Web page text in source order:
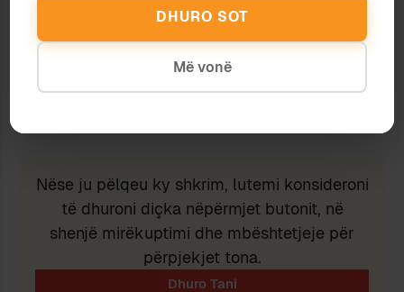
Ndaj Ruaj
Nëse ju pëlqeu ky shkrim, lutemi konsideroni
të dhuroni diçka nëpërmjet butonit, në
shenjë mirëkuptimi dhe mbështetjeje për
përpjekjet tona.
DHURO SOT
Më vonë